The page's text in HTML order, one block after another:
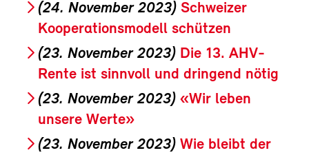
(24. November 2023) Schweizer
Kooperationsmodell schützen
(23. November 2023) Die 13. AHV-
Rente ist sinnvoll und dringend nötig
(23. November 2023) «Wir leben
unsere Werte»
(23. November 2023) Wie bleibt der